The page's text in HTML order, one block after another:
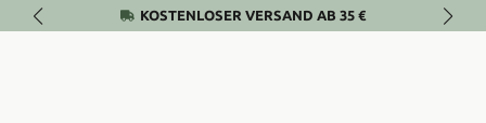
Zum Hauptinhalt springenKOSTENLOSER VERSAND AB 35 €